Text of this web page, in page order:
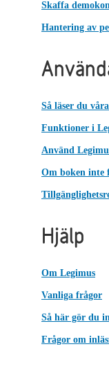
Skaffa
Hantering av
Så läser du
Funktioner i
Använd
Om boken inte
Hjälp
Om Legimus
Vanliga frågor
Så här gör du
Frågor om